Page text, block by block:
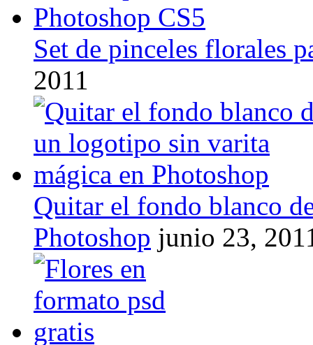
Set de pinceles florales
2011
Quitar el fondo blanco
Photoshop junio 23,